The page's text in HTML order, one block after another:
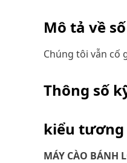
Mô tả về
Chúng tôi vẫn cố
Thông số
kiểu tương
MÁY CÀO BÁNH